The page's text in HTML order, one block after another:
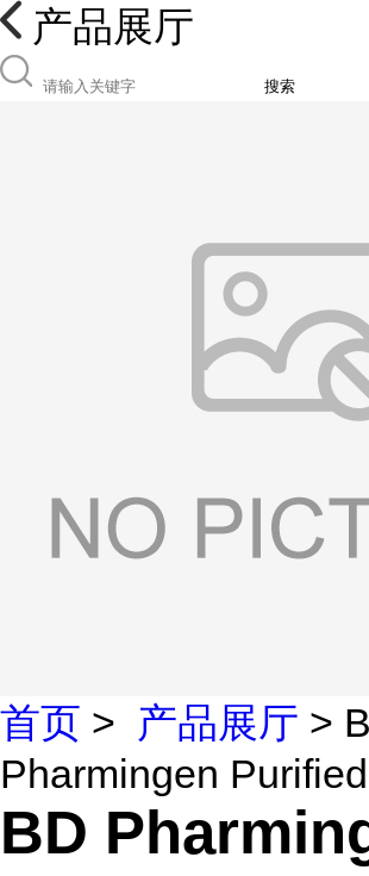
产品展厅
搜索
首页 > 产品展厅 >
Pharmingen
BD